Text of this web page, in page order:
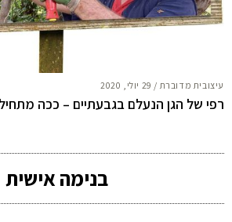
עיצובית מדוברת / 29 יולי, 2020
רפי של הגן הנעלם בגבעתיים – ככה מתחיל Placemaking
בנימה אישית